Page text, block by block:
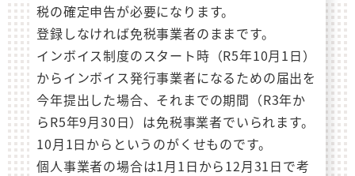
税の確定申告が必要になります。
登録しなければ免税事業者のままです。
インボイス制度のスタート時（R5年10月1日）
からインボイス発行事業者になるための届出を
今年提出した場合、それまでの期間（R3年か
らR5年9月30日）は免税事業者でいられます。
10月1日からというのがくせものです。
個人事業者の場合は1月1日から12月31日で考